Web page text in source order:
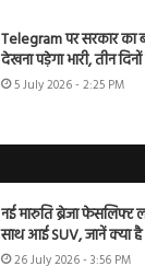
Telegram पर सरकार
देखना पड़ेगा भारी, तीन
5 July 2026 - 2:25 PM
नई मारुति ब्रेजा फेसलिफ्ट
साथ आई SUV, जानें क्या
26 July 2026 - 3:56 PM